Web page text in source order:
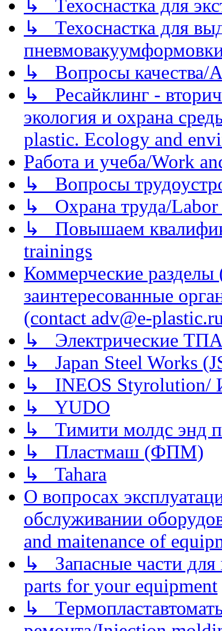
↳ Техоснастка для
↳ Техоснастка для
↳ Вопросы качества/
↳ Ресайклинг -
экология и охрана
plastic. Ecology and
Работа и учеба/Work
↳ Вопросы
↳ Охрана труда/Labor
↳ Повышаем
trainings
Коммерческие
заинтересованные
(contact adv@e-
↳ Электрические
↳ Japan Steel Works
↳ INEOS
↳ YUDO
↳ Тимити молдс энд
↳ Пластмаш (ФПМ)
↳ Tahara
О вопросах
обслуживании
and maitenance of
↳ Запасные части для
parts for your equipment
↳